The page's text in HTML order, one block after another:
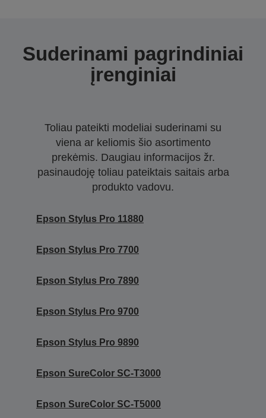
Suderinami pagrindiniai
įrenginiai
Toliau pateikti modeliai suderinami su
viena ar keliomis šio asortimento
prekėmis. Daugiau informacijos žr.
pasinaudoję toliau pateiktais saitais arba
produkto vadovu.
Epson Stylus Pro 11880
Epson Stylus Pro 7700
Epson Stylus Pro 7890
Epson Stylus Pro 9700
Epson Stylus Pro 9890
Epson SureColor SC-T3000
Epson SureColor SC-T5000